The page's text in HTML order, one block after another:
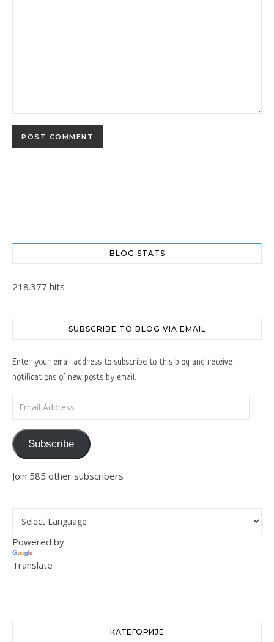
BLOG STATS
218.377 hits
SUBSCRIBE TO BLOG VIA EMAIL
Enter your email address to subscribe to this blog and receive
notifications of new posts by email.
Subscribe
Join 585 other subscribers
Powered by
Translate
КАТЕГОРИЈЕ